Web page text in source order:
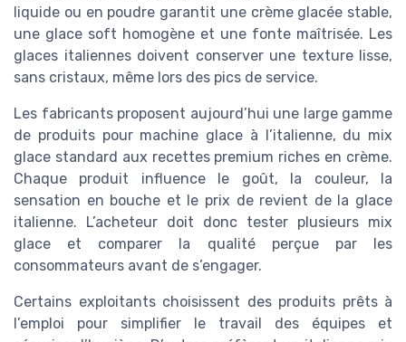
liquide ou en poudre garantit une crème glacée stable,
une glace soft homogène et une fonte maîtrisée. Les
glaces italiennes doivent conserver une texture lisse,
sans cristaux, même lors des pics de service.
Les fabricants proposent aujourd’hui une large gamme
de produits pour machine glace à l’italienne, du mix
glace standard aux recettes premium riches en crème.
Chaque produit influence le goût, la couleur, la
sensation en bouche et le prix de revient de la glace
italienne. L’acheteur doit donc tester plusieurs mix
glace et comparer la qualité perçue par les
consommateurs avant de s’engager.
Certains exploitants choisissent des produits prêts à
l’emploi pour simplifier le travail des équipes et